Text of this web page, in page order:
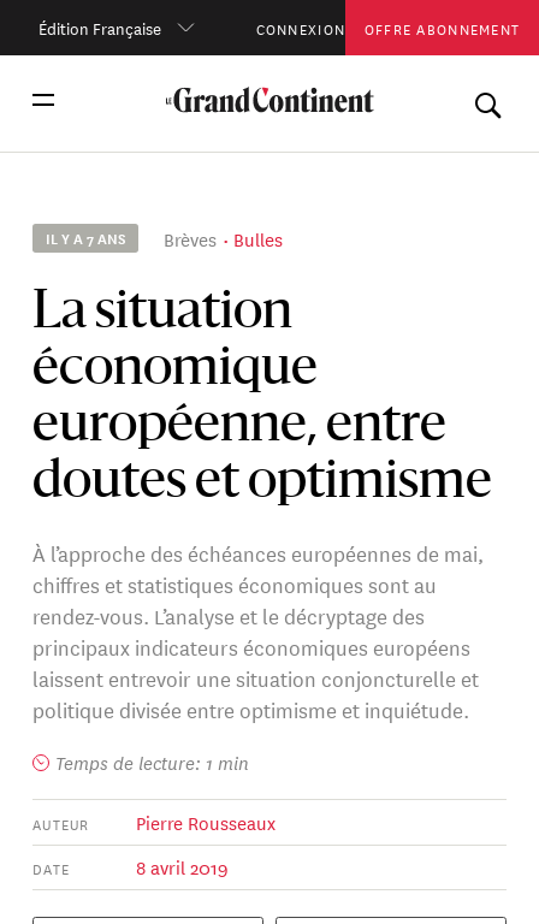
Édition Française CONNEXION OFFRE ABONNEMENT
IL Y A 7 ANS Brèves Bulles
La situation
économique
européenne, entre
doutes et optimisme
À l’approche des échéances européennes de mai,
chiffres et statistiques économiques sont au
rendez-vous. L’analyse et le décryptage des
principaux indicateurs économiques européens
laissent entrevoir une situation conjoncturelle et
politique divisée entre optimisme et inquiétude.
Temps de lecture: 1 min
AUTEUR Pierre Rousseaux
DATE 8 avril 2019